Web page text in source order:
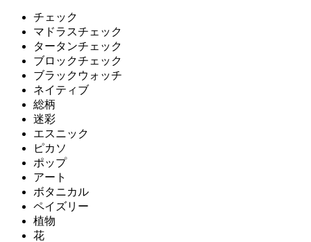
チェック
マドラスチェック
タータンチェック
ブロックチェック
ブラックウォッチ
ネイティブ
総柄
迷彩
エスニック
ピカソ
ポップ
アート
ボタニカル
ペイズリー
植物
花